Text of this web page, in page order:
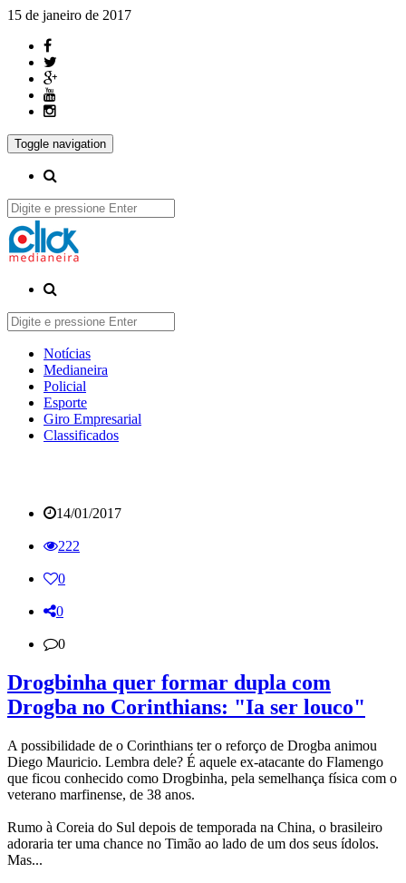
15 de janeiro de 2017
Toggle navigation
Notícias
Medianeira
Policial
Esporte
Giro Empresarial
Classificados
14/01/2017
222
0
0
0
Drogbinha quer formar dupla com
Drogba no Corinthians: "Ia ser louco"
A possibilidade de o Corinthians ter o reforço de Drogba animou
Diego Mauricio. Lembra dele? É aquele ex-atacante do Flamengo
que ficou conhecido como Drogbinha, pela semelhança física com o
veterano marfinense, de 38 anos.
Rumo à Coreia do Sul depois de temporada na China, o brasileiro
adoraria ter uma chance no Timão ao lado de um dos seus ídolos.
Mas...